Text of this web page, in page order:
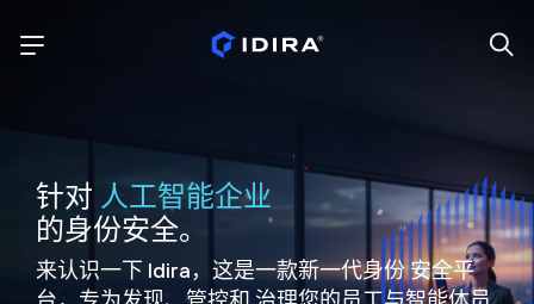
针对 人工智能企业
的身份安全。
来认识一下 Idira，这是一款新一代身份安全平